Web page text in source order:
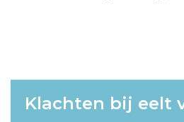
Klachten bij eelt